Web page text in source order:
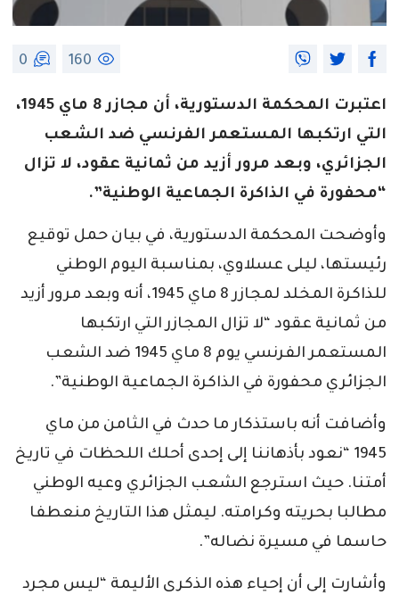
160
0
اعتبرت المحكمة الدستورية، أن مجازر 8 ماي 1945،
التي ارتكبها المستعمر الفرنسي ضد الشعب
الجزائري، وبعد مرور أزيد من ثمانية عقود، لا تزال
“محفورة في الذاكرة الجماعية الوطنية”.
وأوضحت المحكمة الدستورية، في بيان حمل توقيع
رئيستها، ليلى عسلاوي، بمناسبة اليوم الوطني
للذاكرة المخلد لمجازر 8 ماي 1945، أنه وبعد مرور أزيد
من ثمانية عقود “لا تزال المجازر التي ارتكبها
المستعمر الفرنسي يوم 8 ماي 1945 ضد الشعب
الجزائري محفورة في الذاكرة الجماعية الوطنية”.
وأضافت أنه باستذكار ما حدث في الثامن من ماي
1945 “نعود بأذهاننا إلى إحدى أحلك اللحظات في تاريخ
أمتنا. حيث استرجع الشعب الجزائري وعيه الوطني
مطالبا بحريته وكرامته. ليمثل هذا التاريخ منعطفا
حاسما في مسيرة نضاله”.
وأشارت إلى أن إحياء هذه الذكرى الأليمة “ليس مجرد